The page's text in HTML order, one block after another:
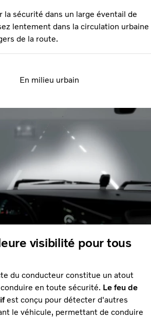
sécurité dans un large éventail de
lentement dans la circulation urbaine
de la route.
En milieu urbain
visibilité pour tous
du conducteur constitue un atout
en toute sécurité. Le feu de
est conçu pour détecter d'autres
le véhicule, permettant de conduire